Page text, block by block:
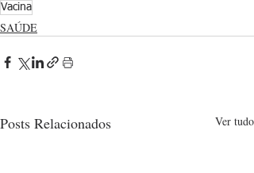
Vacina
SAÚDE
Posts Relacionados Ver tudo